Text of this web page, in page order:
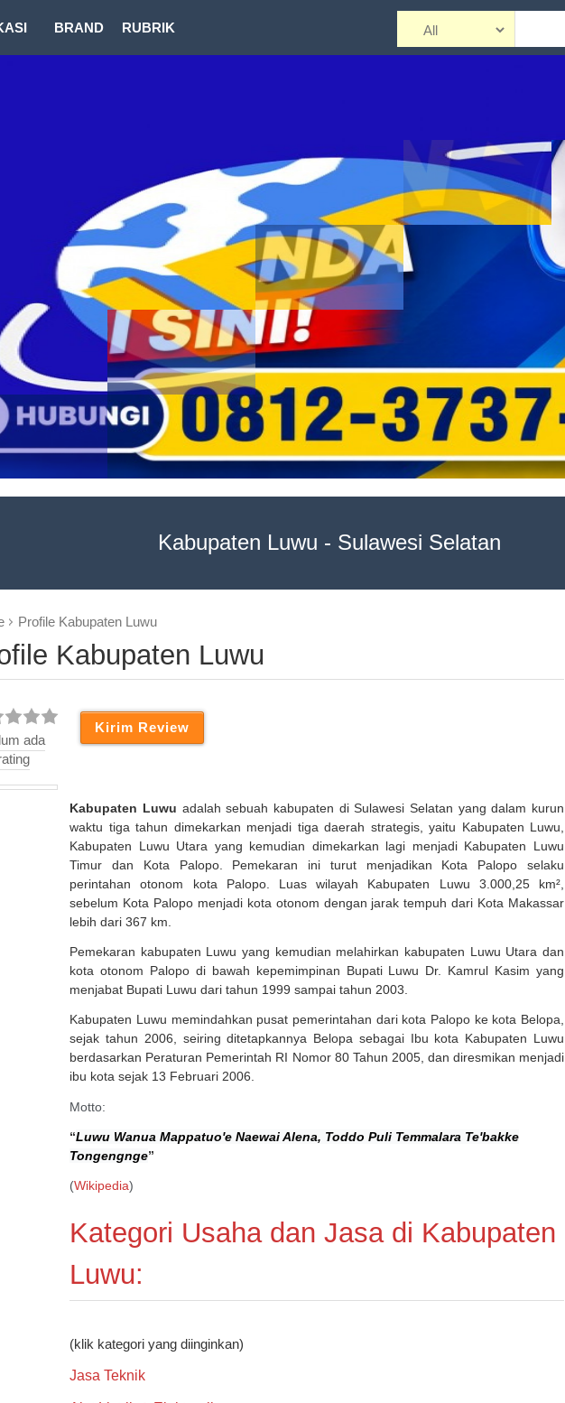
BRAND RUBRIK
Kabupaten Luwu - Sulawesi Selatan
Profile Kabupaten Luwu
Kabupaten Luwu
ada
Kabupaten Luwu adalah sebuah kabupaten di Sulawesi Selatan yang dalam kurun
waktu tiga tahun dimekarkan menjadi tiga daerah strategis, yaitu Kabupaten Luwu,
Kabupaten Luwu Utara yang kemudian dimekarkan lagi menjadi Kabupaten Luwu
Timur dan Kota Palopo. Pemekaran ini turut menjadikan Kota Palopo selaku
perintahan otonom kota Palopo. Luas wilayah Kabupaten Luwu 3.000,25 km²,
sebelum Kota Palopo menjadi kota otonom dengan jarak tempuh dari Kota Makassar
lebih dari 367 km.
Pemekaran kabupaten Luwu yang kemudian melahirkan kabupaten Luwu Utara dan
kota otonom Palopo di bawah kepemimpinan Bupati Luwu Dr. Kamrul Kasim yang
menjabat Bupati Luwu dari tahun 1999 sampai tahun 2003.
Kabupaten Luwu memindahkan pusat pemerintahan dari kota Palopo ke kota Belopa,
sejak tahun 2006, seiring ditetapkannya Belopa sebagai Ibu kota Kabupaten Luwu
berdasarkan Peraturan Pemerintah RI Nomor 80 Tahun 2005, dan diresmikan menjadi
ibu kota sejak 13 Februari 2006.
Motto:
“Luwu Wanua Mappatuo'e Naewai Alena, Toddo Puli Temmalara Te'bakke
Tongengnge”
(Wikipedia)
Kategori Usaha dan Jasa di Kabupaten
Luwu:
(klik kategori yang diinginkan)
Jasa Teknik